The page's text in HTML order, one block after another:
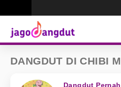
DANGDUT DI CHIBI
Dangdut